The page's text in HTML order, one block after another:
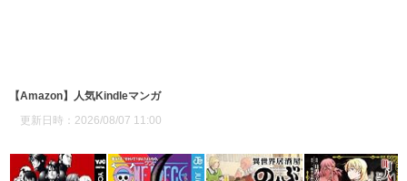
【Amazon】人気Kindleマンガ
更新日時：2026/08/07 11:00